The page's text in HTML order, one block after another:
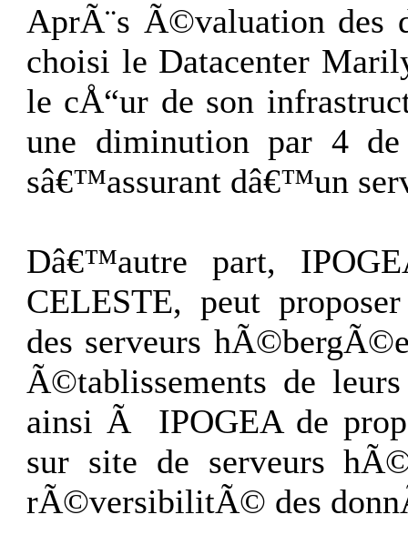
AprÃ¨s Ã©valuation des
choisi le Datacenter
le cÅ“ur de son
une diminution par 4
sâ€™assurant dâ€™un
Dâ€™autre part,
CELESTE, peut
des serveurs
Ã©tablissements de
ainsi Ã IPOGEA de
sur site de serveurs
rÃ©versibilitÃ© des